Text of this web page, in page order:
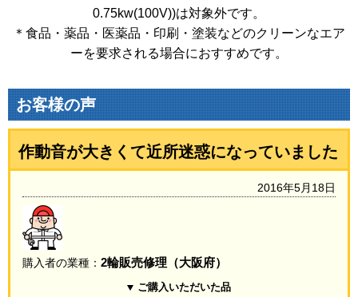
0.75kw(100V))は対象外です。
＊食品・薬品・医薬品・印刷・塗装などのクリーンなエア
ーを要求される場合におすすめです。
お客様の声
作動音が大きくて近所迷惑になっていました
2016年5月18日
購入者の業種： 2輪販売修理（大阪府）
ご購入いただいた品